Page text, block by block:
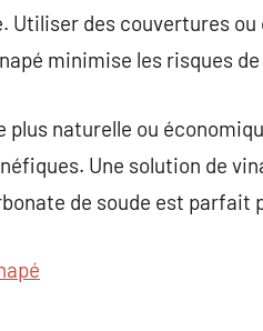
des couvertures
minimise les risques
plus naturelle ou
Une solution de
de soude est parfait